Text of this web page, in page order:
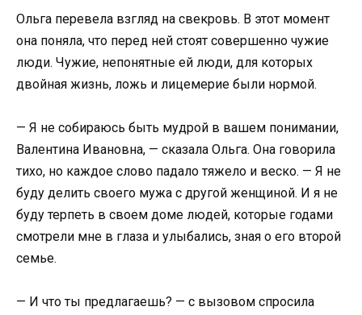
Ольга перевела взгляд на свекровь. В этот момент
она поняла, что перед ней стоят совершенно чужие
люди. Чужие, непонятные ей люди, для которых
двойная жизнь, ложь и лицемерие были нормой.
— Я не собираюсь быть мудрой в вашем понимании,
Валентина Ивановна, — сказала Ольга. Она говорила
тихо, но каждое слово падало тяжело и веско. — Я не
буду делить своего мужа с другой женщиной. И я не
буду терпеть в своем доме людей, которые годами
смотрели мне в глаза и улыбались, зная о его второй
семье.
— И что ты предлагаешь? — с вызовом спросила